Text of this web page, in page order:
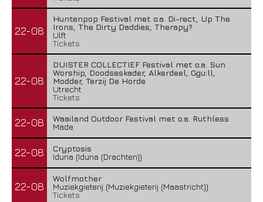
22-08
Huntenpop Festival met o.a. Di-rect, Up The
Irons, The Dirty Daddies, Therapy?
Ulft
Tickets
22-08
DUISTER COLLECTIEF Festival met o.a. Sun
Worship, Doodseskader, Alkerdeel, Ggu:ll,
Modder, Terzij De Horde
Utrecht
Tickets
22-08
Waailand Outdoor Festival met o.a. Ruthless
Made
22-08
Cryptosis
Iduna (Iduna (Drachten))
22-08
Wolfmother
Muziekgieterij (Muziekgieterij (Maastricht))
Tickets